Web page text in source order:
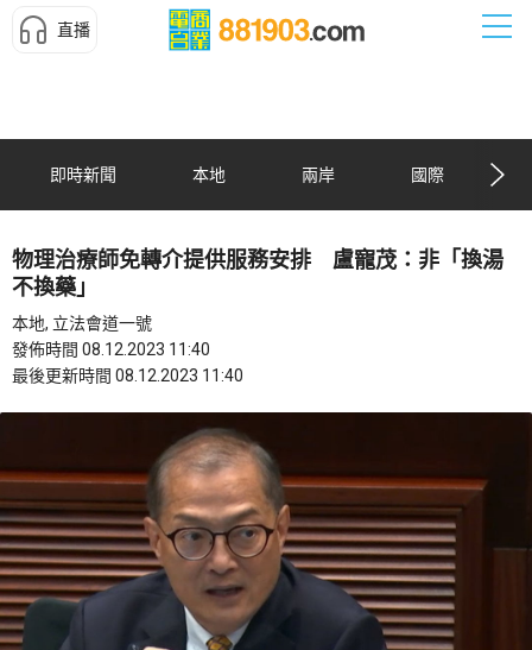
直播
即時新聞 本地 兩岸 國際
物理治療師免轉介提供服務安排 盧寵茂：非「換湯
不換藥」
本地, 立法會道一號
發佈時間 08.12.2023 11:40
最後更新時間 08.12.2023 11:40